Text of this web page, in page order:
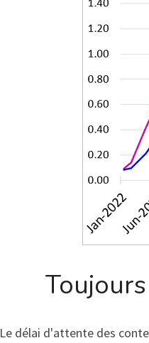
Le délai d'attente des